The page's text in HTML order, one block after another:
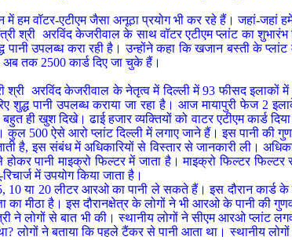
वॉटर-एटीएम जैसा अनूठा प्रयोग भी कर रहे हैं। जहां-जहां
श्री अरविंद केजरीवाल के साथ वॉटर एटीएम प्लांट का
उपलब्ध करा रही है। उन्होंने कहा कि खजान बस्ती के
तक 2500 कार्ड दिए जा चुके हैं।
श्री अरविंद केजरीवाल के नेतृत्व में दिल्ली में 93 फीसद इलाकों
पानी उपलब्ध कराया जा रहा है। आज मायापुरी फेज 2
ही खुश दिखे। ढाई हजार व्यक्तियों को वाटर एटीएम कार्ड
500 ऐसे आरो प्लांट दिल्ली में लगाए जाने हैं। इस पानी की
है, इस संबंध में अधिकारियों से विस्तार से जानकारी ली।
पानी माइक्रो फिल्टर में जाता है। माइक्रो फिल्टर
में उपयोग किया जाता है।
10 या 20 लीटर आरओ का पानी ले सकते हैं। इस दौरान कार्ड
मीठा है। इस दौरानक्षेत्र के लोगों ने भी आरओ के पानी की
लोगों से बात भी की। स्थानीय लोगों ने सीएम आरओ प्लांट
ने बताया कि पहले टैंकर से पानी आता था। स्थानीय